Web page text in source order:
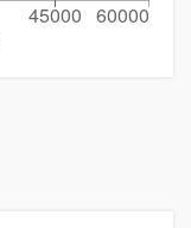
45000 60000